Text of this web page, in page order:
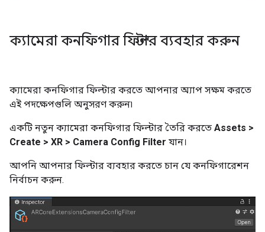
ক্যামেরা কনফিগার ফিল্টার ব্যবহার করুন
ক্যামেরা কনফিগার ফিল্টার করতে আপনার অ্যাপ সক্ষম করতে
এই পদক্ষেপগুলি অনুসরণ করুন৷
একটি নতুন ক্যামেরা কনফিগার ফিল্টার তৈরি করতে Assets >
Create > XR > Camera Config Filter যান।
আপনি আপনার ফিল্টার ব্যবহার করতে চান যে কনফিগারেশন
নির্বাচন করুন.